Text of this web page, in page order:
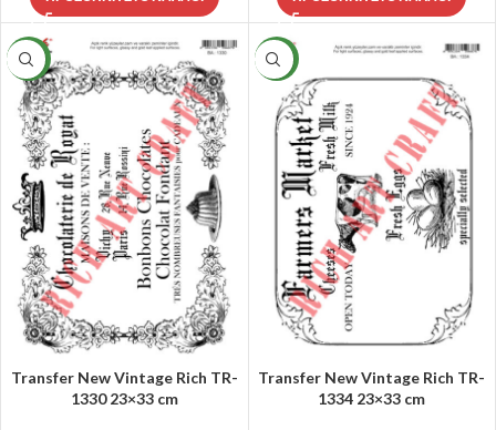
NEW
Transfer New Vintage Rich TR-
1330 23×33 cm
NEW
Transfer New Vintage Rich TR-
1334 23×33 cm